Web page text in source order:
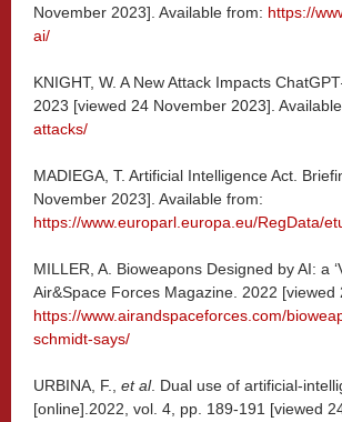
November 2023]. Available from: https://
ai/
KNIGHT, W. A New Attack Impacts
2023 [viewed 24 November 2023].
attacks/
MADIEGA, T. Artificial Intelligence Act.
November 2023]. Available from:
https://www.europarl.europa.eu/RegData/
MILLER, A. Bioweapons Designed by AI: a
Air&Space Forces Magazine. 2022
https://www.airandspaceforces.com/
schmidt-says/
URBINA, F., et al. Dual use of artificial-
[online].2022, vol. 4, pp. 189-191 [viewed